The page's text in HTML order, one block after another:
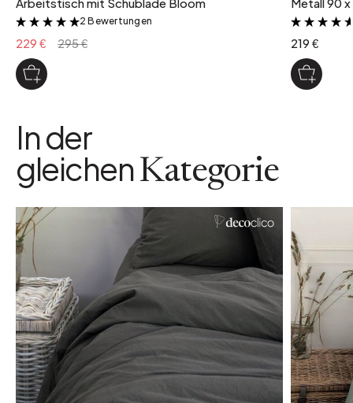
&
2 Bewertungen
229 € 295 € 219 €
In der
gleichenKategorie